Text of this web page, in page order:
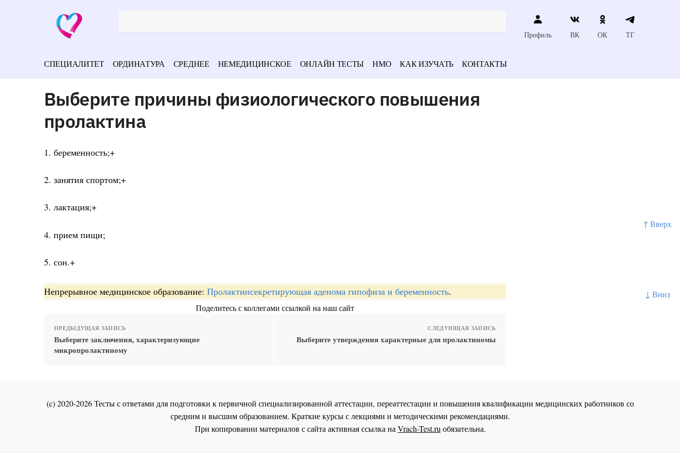
↑ Вверх
↓ Вниз
Профиль ВК ОК ТГ
СПЕЦИАЛИТЕТ ОРДИНАТУРА СРЕДНЕЕ НЕМЕДИЦИНСКОЕ ОНЛАЙН ТЕСТЫ НМО КАК ИЗУЧАТЬ КОНТАКТЫ
Выберите причины физиологического повышения
пролактина
1. беременность;+
2. занятия спортом;+
3. лактация;+
4. прием пищи;
5. сон.+
Непрерывное медицинское образование: Пролактинсекретирующая аденома гипофиза и беременность.
Поделитесь с коллегами ссылкой на наш сайт
ПРЕДЫДУЩАЯ ЗАПИСЬ
Выберите заключения, характеризующие
микропролактиному
СЛЕДУЮЩАЯ ЗАПИСЬ
Выберите утверждения характерные для пролактиномы
(c) 2020-2026 Тесты с ответами для подготовки к первичной специализированной аттестации, переаттестации и повышения квалификации медицинских работников со
средним и высшим образованием. Краткие курсы с лекциями и методическими рекомендациями.
При копировании материалов с сайта активная ссылка на Vrach-Test.ru обязательна.